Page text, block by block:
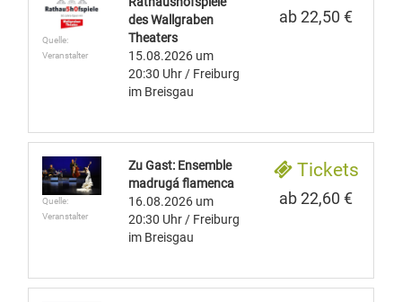
Quelle:
Veranstalter
des Wallgraben
Theaters
15.08.2026 um
20:30 Uhr / Freiburg
im Breisgau
ab 22,50 €
Quelle:
Veranstalter
Zu Gast: Ensemble
madrugá flamenca
16.08.2026 um
20:30 Uhr / Freiburg
im Breisgau
Tickets
ab 22,60 €